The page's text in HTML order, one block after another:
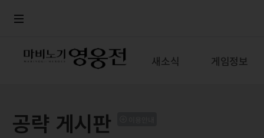
새소식 게임정보
공략 게시판